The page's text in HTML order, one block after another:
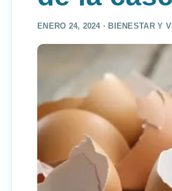
ENERO 24, 2024 · BIENESTAR Y